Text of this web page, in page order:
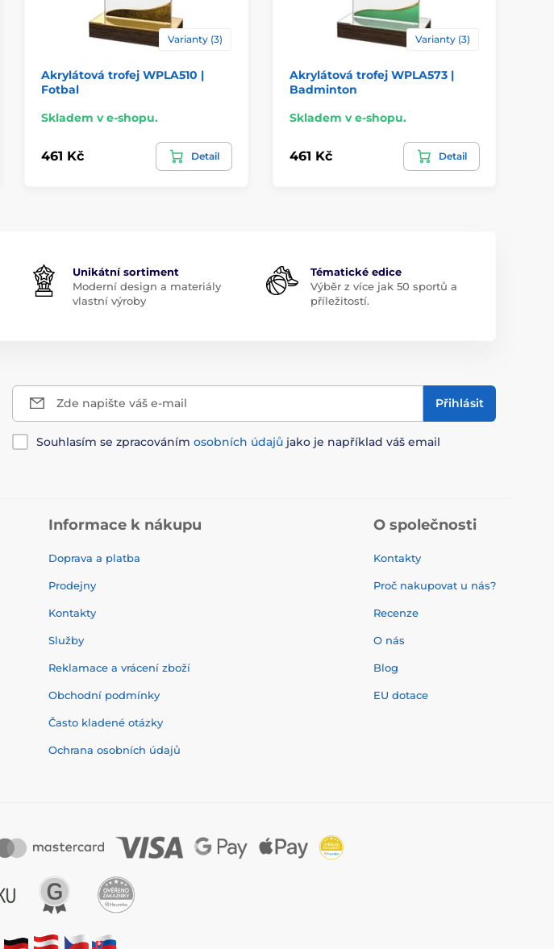
Varianty (3)
Akrylátová trofej WPLA510 |
Fotbal
Skladem v e-shopu.
461 Kč Detail
Varianty (3)
Akrylátová trofej WPLA573 |
Badminton
Skladem v e-shopu.
461 Kč Detail
Unikátní sortiment
Moderní design a materiály
vlastní výroby
Tématické edice
Výběr z více jak 50 sportů a
příležitostí.
Zde napište váš e-mail Přihlásit
Souhlasím se zpracováním osobních údajů jako je například váš email
Informace k nákupu
Doprava a platba
Prodejny
Kontakty
Služby
Reklamace a vrácení zboží
Obchodní podmínky
Často kladené otázky
Ochrana osobních údajů
O společnosti
Kontakty
Proč nakupovat u nás?
Recenze
O nás
Blog
EU dotace